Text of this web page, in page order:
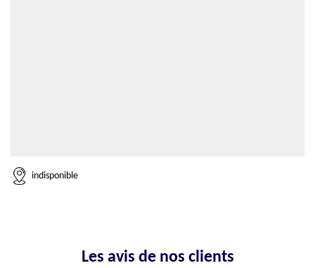
indisponible
Les avis de nos clients